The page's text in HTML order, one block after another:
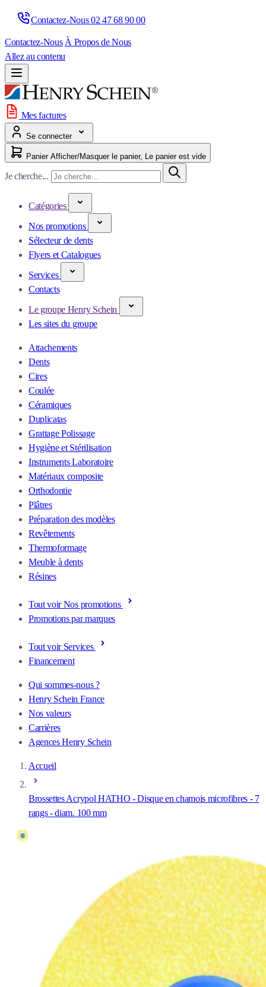
Contactez-Nous 02 47 68 90 00
Contactez-Nous À Propos de Nous
Allez au contenu
Mes factures
Se connecter
Panier Afficher/Masquer le panier, Le panier est vide
Je cherche...
Catégories
Nos promotions
Sélecteur de dents
Flyers et Catalogues
Services
Contacts
Le groupe Henry Schein
Les sites du groupe
Attachements
Dents
Cires
Coulée
Céramiques
Duplicatas
Grattage Polissage
Hygiène et Stérilisation
Instruments Laboratoire
Matériaux composite
Orthodontie
Plâtres
Préparation des modèles
Revêtements
Thermoformage
Meuble à dents
Résines
Tout voir Nos promotions
Promotions par marques
Tout voir Services
Financement
Qui sommes-nous ?
Henry Schein France
Nos valeurs
Carrières
Agences Henry Schein
Accueil
Brossettes Acrypol HATHO - Disque en chamois microfibres - 7
rangs - diam. 100 mm